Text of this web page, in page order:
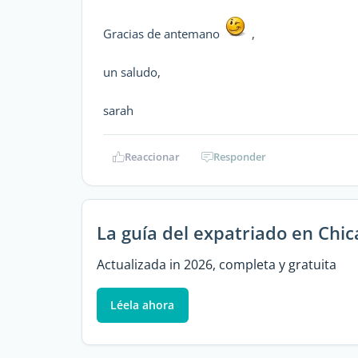
Gracias de antemano ,
un saludo,
sarah
Reaccionar Responder
La guía del expatriado en
Actualizada in 2026, completa y gratuita
Léela ahora